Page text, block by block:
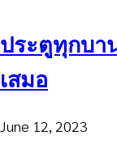
ประตูทุกบา
เสมอ
June 12, 2023